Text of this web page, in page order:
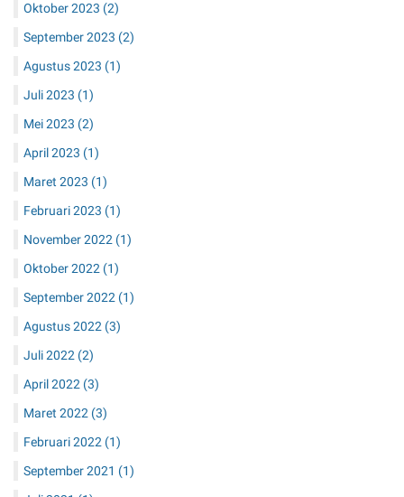
Oktober 2023 (2)
September 2023 (2)
Agustus 2023 (1)
Juli 2023 (1)
Mei 2023 (2)
April 2023 (1)
Maret 2023 (1)
Februari 2023 (1)
November 2022 (1)
Oktober 2022 (1)
September 2022 (1)
Agustus 2022 (3)
Juli 2022 (2)
April 2022 (3)
Maret 2022 (3)
Februari 2022 (1)
September 2021 (1)